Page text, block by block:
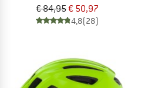
€ 84,95€ 50,97
4,8(28)